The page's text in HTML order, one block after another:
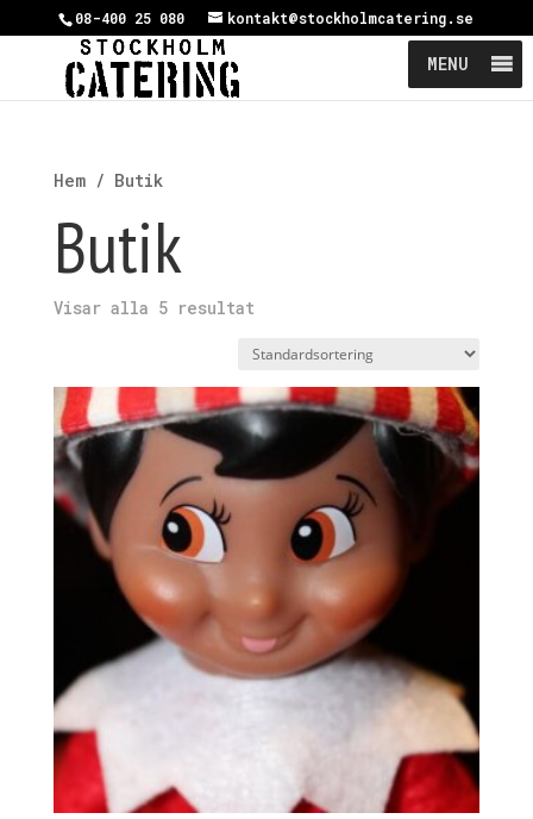
08-400 25 080 kontakt@stockholmcatering.se
MENU
Hem/ Butik
Butik
Visar alla 5 resultat